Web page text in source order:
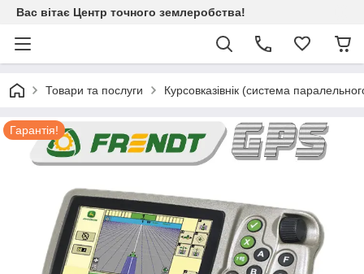
Вас вітає Центр точного землеробства!
Товари та послуги Курсовказівнік (система
Гарантія!